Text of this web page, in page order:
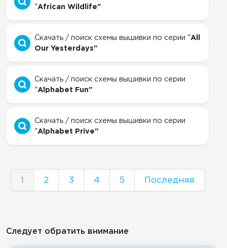
"African Wildlife"
Скачать / поиск схемы вышивки по серии "All
Our Yesterdays"
Скачать / поиск схемы вышивки по серии
"Alphabet Fun"
Скачать / поиск схемы вышивки по серии
"Alphabet Prive"
1 2 3 4 5 Последняя
Следует обратить внимание